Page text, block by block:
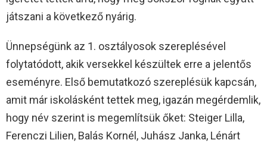
játszani a következő nyárig.
Ünnepségünk az 1. osztályosok szereplésével
folytatódott, akik versekkel készültek erre a jelentős
eseményre. Első bemutatkozó szereplésük kapcsán,
amit már iskolásként tettek meg, igazán megérdemlik,
hogy név szerint is megemlítsük őket: Steiger Lilla,
Ferenczi Lilien, Balás Kornél, Juhász Janka, Lénárt